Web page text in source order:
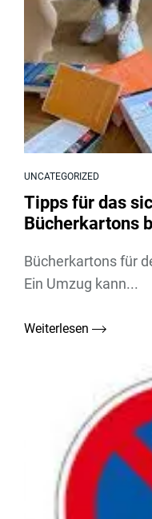
UNCATEGORIZED
Tipps für das
Bücherkartons
Bücherkartons für
Ein Umzug kann...
Weiterlesen